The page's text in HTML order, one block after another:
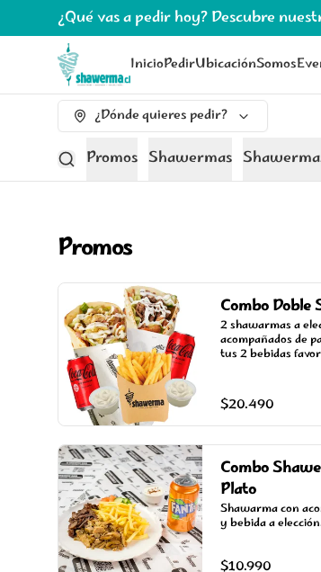
¿Qué vas a pedir hoy? Descubre
InicioPedirUbicaciónSomos
¿Dónde quieres pedir?
Promos Shawermas
Promos
Combo Doble
2 shawarmas a
acompañados de
tus 2 bebidas
$20.490
Combo
Plato
Shawarma con
y bebida a
$10.990